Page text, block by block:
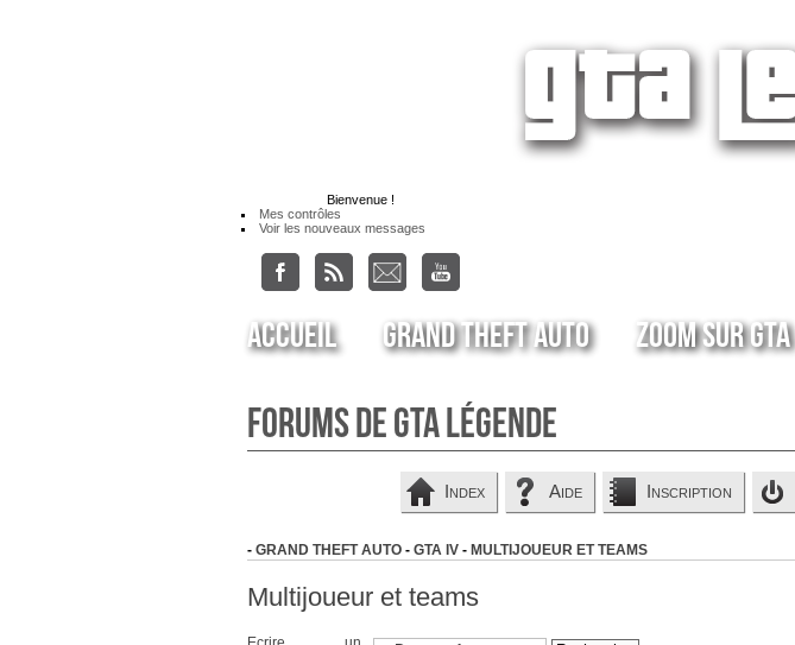
Bienvenue !
Mes contrôles
Voir les nouveaux messages
Accueil Grand Theft Auto Zoom sur GTA
Forums de GTA Légende
Index Aide Inscription
- GRAND THEFT AUTO - GTA IV - MULTIJOUEUR ET TEAMS
Multijoueur et teams